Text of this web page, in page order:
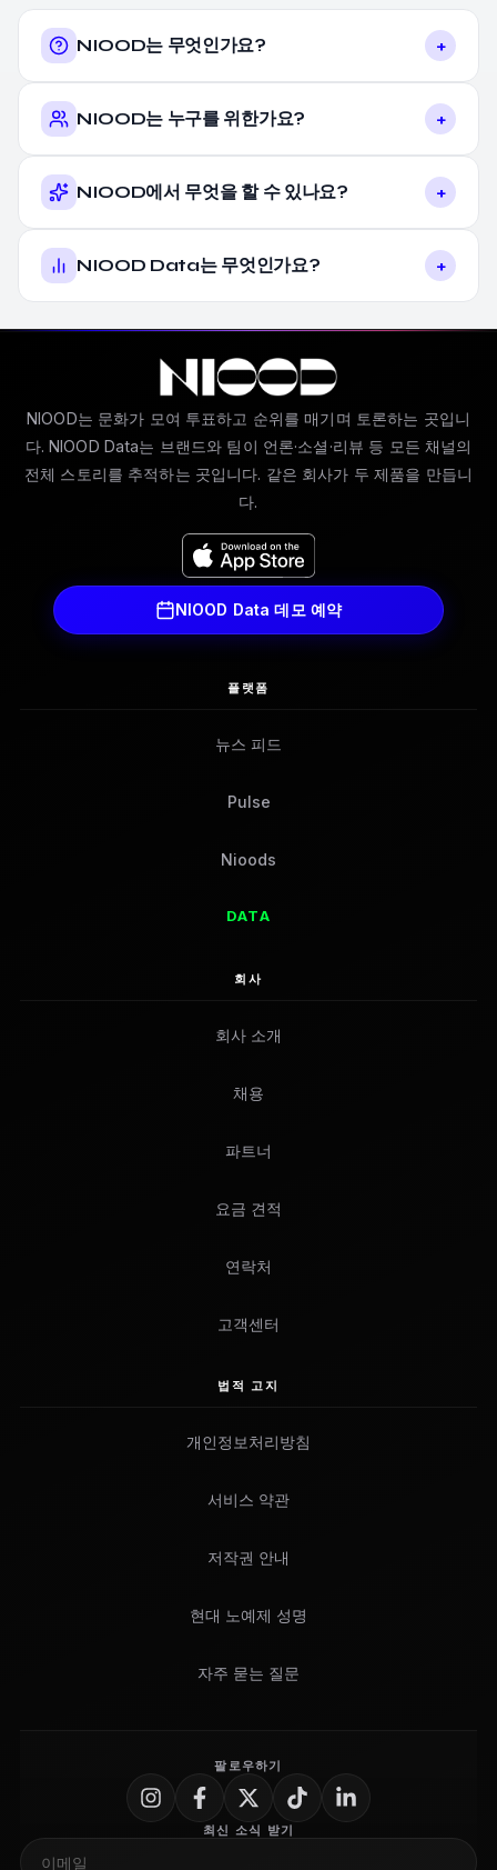
NIOOD는 무엇인가요? +
NIOOD는 누구를 위한가요? +
NIOOD에서 무엇을 할 수 있나요? +
NIOOD Data는 무엇인가요? +
NIOOD는 문화가 모여 투표하고 순위를 매기며 토론하는 곳입니
다. NIOOD Data는 브랜드와 팀이 언론·소셜·리뷰 등 모든 채널의
전체 스토리를 추적하는 곳입니다. 같은 회사가 두 제품을 만듭니
다.
NIOOD Data 데모 예약
플랫폼
뉴스 피드
Pulse
Nioods
DATA
회사
회사 소개
채용
파트너
요금 견적
연락처
고객센터
법적 고지
개인정보처리방침
서비스 약관
저작권 안내
현대 노예제 성명
자주 묻는 질문
팔로우하기
최신 소식 받기